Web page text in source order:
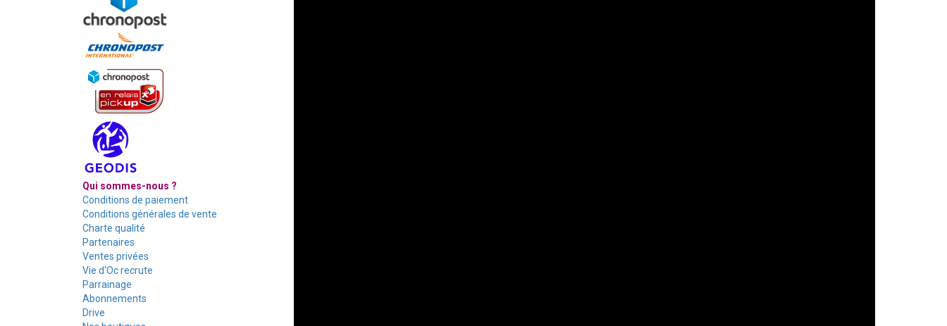
Qui sommes-nous ?
Conditions de paiement
Conditions générales de vente
Charte qualité
Partenaires
Ventes privées
Vie d'Oc recrute
Parrainage
Abonnements
Drive